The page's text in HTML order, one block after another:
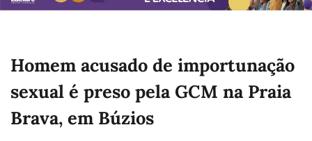
Homem acusado de importunação
sexual é preso pela GCM na Praia
Brava, em Búzios